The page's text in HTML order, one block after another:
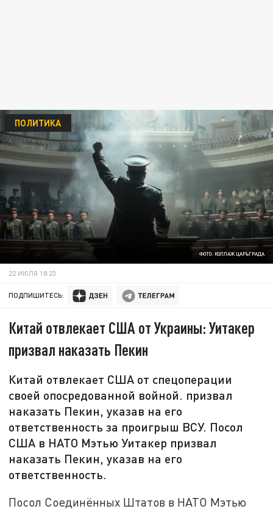
ФОТО: КОЛЛАЖ ЦАРЬГРАДА
ПОЛИТИКА
22 ИЮЛЯ 18:23
ПОДПИШИТЕСЬ:
Китай отвлекает США от Украины: Уитакер
призвал наказать Пекин
Китай отвлекает США от спецоперации
своей опосредованной войной. призвал
наказать Пекин, указав на его
ответственность за проигрыш ВСУ. Посол
США в НАТО Мэтью Уитакер призвал
наказать Пекин, указав на его
ответственность.
Посол Соединённых Штатов в НАТО Мэтью